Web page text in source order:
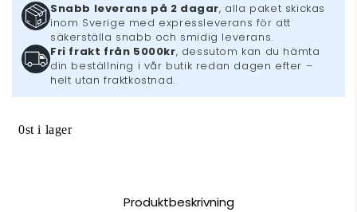
Snabb leverans på 2 dagar, alla paket skickas
inom Sverige med expressleverans för att
säkerställa snabb och smidig leverans.
Fri frakt från 5000kr, dessutom kan du hämta
din beställning i vår butik redan dagen efter –
helt utan fraktkostnad.
0st i lager
Produktbeskrivning